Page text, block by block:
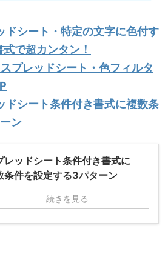
ドシート・特定の文字に色付す
で超カンタン！
プレッドシート・色フィルタ
ドシート条件付き書式に複数条
ン
レッドシート条件付き書式に
条件を設定する3パターン
続きを見る